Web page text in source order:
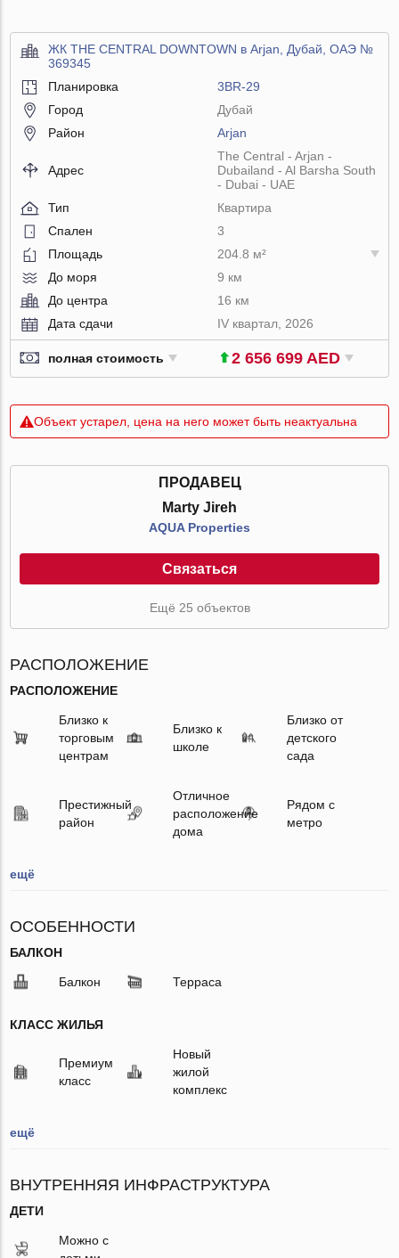
ЖК THE CENTRAL DOWNTOWN в Arjan, Дубай, ОАЭ №
369345
Планировка
3BR-29
Город
Дубай
Район
Arjan
Адрес
The Central - Arjan -
Dubailand - Al Barsha South
- Dubai - UAE
Тип
Квартира
Спален
3
Площадь
204.8 м²
До моря
9 км
До центра
16 км
Дата сдачи
IV квартал, 2026
полная стоимость 2 656 699 AED
Объект устарел, цена на него может быть неактуальна
ПРОДАВЕЦ
Marty Jireh
AQUA Properties
Связаться
Ещё 25 объектов
РАСПОЛОЖЕНИЕ
РАСПОЛОЖЕНИЕ
Близко к
торговым
центрам
Близко к
школе
Близко от
детского
сада
Престижный
район
Отличное
расположение
дома
Рядом с
метро
ещё
ОСОБЕННОСТИ
БАЛКОН
Балкон Терраса
КЛАСС ЖИЛЬЯ
Премиум
класс
Новый
жилой
комплекс
ещё
ВНУТРЕННЯЯ ИНФРАСТРУКТУРА
ДЕТИ
Можно с